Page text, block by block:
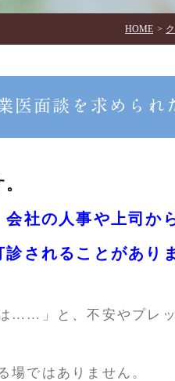
HOME
医面談を求められ
社の人事や上司か
されることがあり
……」と、不安やプレ
場ではありません。